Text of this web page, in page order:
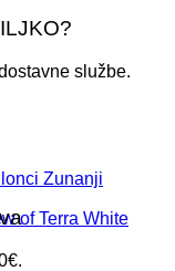
Zunanji
službe.